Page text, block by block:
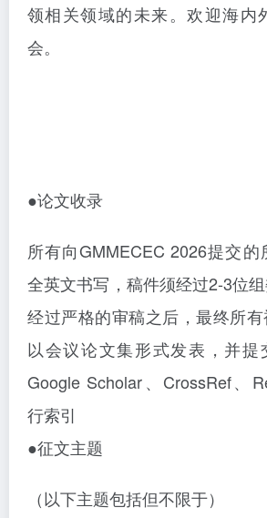
领相关领域的未来。欢迎海内
会。
●论文收录
所有向GMMECEC 2026提交
全英文书写，稿件须经过2-3位
经过严格的审稿之后，最终所
以会议论文集形式发表，并提
Google Scholar、CrossRef、
行索引
●征文主题
（以下主题包括但不限于）